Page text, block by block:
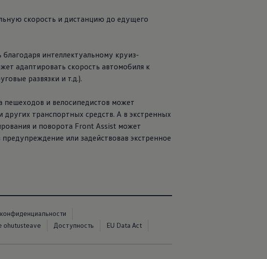
скорость и дистанцию до едущего
интеллектуальному круиз-
адаптировать скорость автомобиля к
развязки и т.д.).
и велосипедистов может
транспортных средств. А в экстренных
и поворота Front Assist может
или задействовав экстренное
ohutusteave Доступность EU Data Act